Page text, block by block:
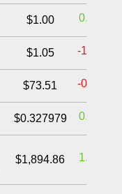
$1.00 0.02%
$1.05 -1.81%
$73.51 -0.32%
$0.327979 0.48%
$1,894.86 1.64%